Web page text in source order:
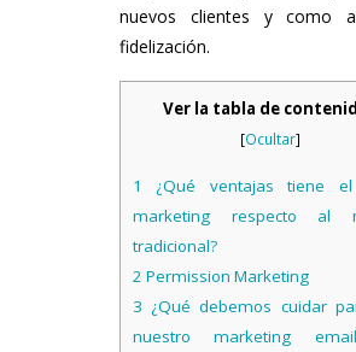
nuevos clientes y como
fidelización.
Ver la tabla de
[Ocultar]
1
¿Qué ventajas tiene
marketing respecto al
tradicional?
2 Permission Marketing
3 ¿Qué debemos cuidar
nuestro marketing